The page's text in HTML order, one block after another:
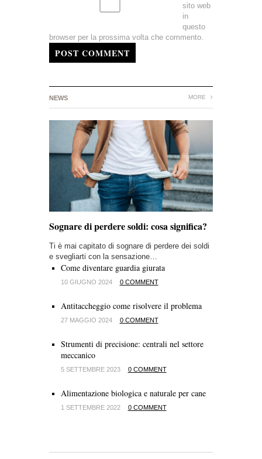
sito web
in
questo
browser per la prossima volta che commento.
POST COMMENT
NEWS MORE
Sognare di perdere soldi: cosa significa?
Ti è mai capitato di sognare di perdere dei soldi
e svegliarti con la sensazione…
Come diventare guardia giurata
10 GIUGNO 2024 0 COMMENT
Antitaccheggio come risolvere il problema
27 MAGGIO 2024 0 COMMENT
Strumenti di precisione: centrali nel settore
meccanico
5 SETTEMBRE 2023 0 COMMENT
Alimentazione biologica e naturale per cane
1 SETTEMBRE 2022 0 COMMENT